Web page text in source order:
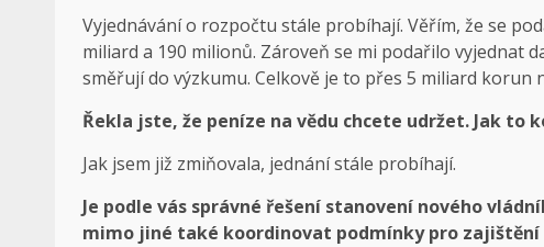
Vyjednávání o rozpočtu stále probíhají. Věřím, že se
miliard a 190 milionů. Zároveň se mi podařilo vyjednat
směřují do výzkumu. Celkově je to přes 5 miliard korun
Řekla jste, že peníze na vědu chcete udržet. Jak to
Jak jsem již zmiňovala, jednání stále probíhají.
Je podle vás správné řešení stanovení nového
mimo jiné také koordinovat podmínky pro zajištění